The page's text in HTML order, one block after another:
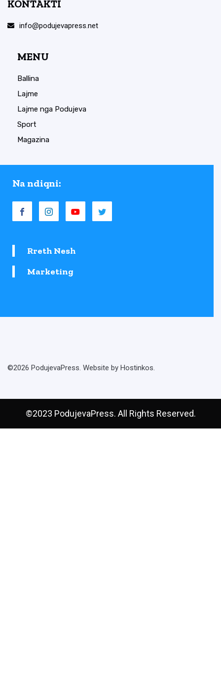
KONTAKTI
info@podujevapress.net
MENU
Ballina
Lajme
Lajme nga Podujeva
Sport
Magazina
Na ndiqni:
Rreth Nesh
Marketing
©2026 PodujevaPress. Website by Hostinkos.
©2023 PodujevaPress. All Rights Reserved.